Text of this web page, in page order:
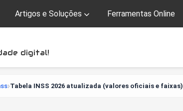
Artigos e Soluções Ferramentas Online
digital!
Tabela INSS 2026 atualizada (valores oficiais e faixas)